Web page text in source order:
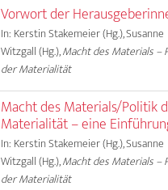
Vorwort der
In: Kerstin Stakemeier (Hg.), Susanne
Witzgall (Hg.),Macht des Materials –
der Materialität
Macht des Materials/Politik
Materialität – eine
In: Kerstin Stakemeier (Hg.), Susanne
Witzgall (Hg.),Macht des Materials –
der Materialität